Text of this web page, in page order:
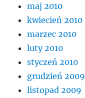
maj 2010
kwiecień 2010
marzec 2010
luty 2010
styczeń 2010
grudzień 2009
listopad 2009